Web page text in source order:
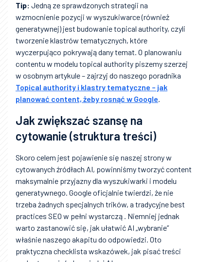
Tip: Jedną ze sprawdzonych strategii na
wzmocnienie pozycji w wyszukiwarce (również
generatywnej) jest budowanie topical authority, czyli
tworzenie klastrów tematycznych, które
wyczerpująco pokrywają dany temat. O planowaniu
contentu w modelu topical authority piszemy szerzej
w osobnym artykule – zajrzyj do naszego poradnika
Topical authority i klastry tematyczne – jak
planować content, żeby rosnąć w Google.
Jak zwiększać szansę na
cytowanie (struktura treści)
Skoro celem jest pojawienie się naszej strony w
cytowanych źródłach AI, powinniśmy tworzyć content
maksymalnie przyjazny dla wyszukiwarki i modelu
generatywnego. Google oficjalnie twierdzi, że nie
trzeba żadnych specjalnych trików, a tradycyjne best
practices SEO w pełni wystarczą . Niemniej jednak
warto zastanowić się, jak ułatwić AI „wybranie”
właśnie naszego akapitu do odpowiedzi. Oto
praktyczna checklista wskazówek, jak pisać treści